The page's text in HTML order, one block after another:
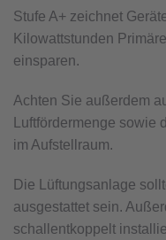
Stufe A+ zeichnet
Kilowattstunden
einsparen.
Achten Sie außerdem
Luftfördermenge sowie
im Aufstellraum.
Die Lüftungsanlage
ausgestattet sein.
schallentkoppelt